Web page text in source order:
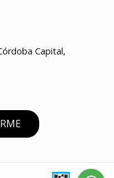
Capital,